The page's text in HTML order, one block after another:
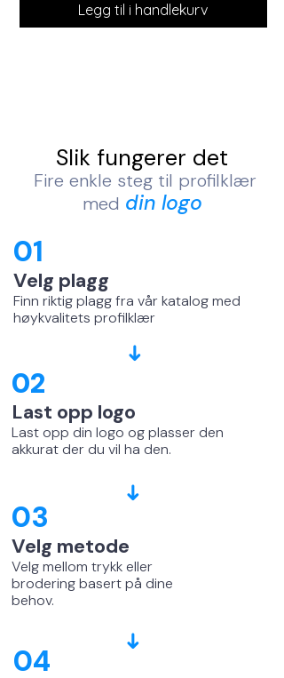
Legg til i handlekurv
Slik fungerer det
Fire enkle steg til profilklær
med din logo
01
Velg plagg
Finn riktig plagg fra vår katalog med
høykvalitets profilklær
➜
02
Last opp logo
Last opp din logo og plasser den
akkurat der du vil ha den.
➜
03
Velg metode
Velg mellom trykk eller
brodering basert på dine
behov.
➜
04